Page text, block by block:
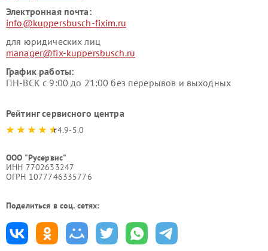
Электронная почта:
info@kuppersbusch-fixim.ru
для юридических лиц
manager@fix-kuppersbusch.ru
График работы:
ПН-ВСК с 9:00 до 21:00 без перерывов и выходных
Рейтинг сервисного центра
4.9-5.0
ООО "Русервис"
ИНН 7702633247
ОГРН 1077746335776
Поделиться в соц. сетях: